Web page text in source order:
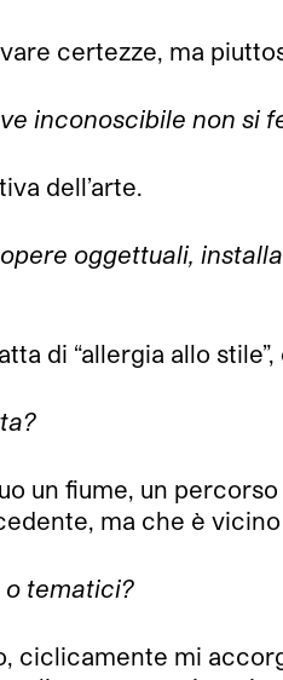
certezze, ma
inconoscibile non si
dell’arte.
oggettuali,
di “allergia allo
un fiume, un
ma che è
o tematici?
ciclicamente mi